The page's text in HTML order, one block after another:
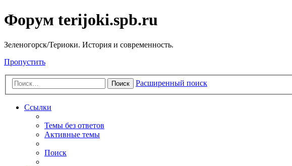
Форум terijoki.spb.ru
Зеленогорск/Териоки. История и современность.
Пропустить
Поиск Расширенный поиск
Ссылки
Темы без ответов
Активные темы
Поиск